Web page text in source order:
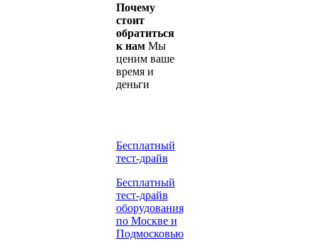
Почему
стоит
обратиться
к нам Мы
ценим ваше
время и
деньги
Бесплатный
тест-драйв
Бесплатный
тест-драйв
оборудования
по Москве и
Подмосковью